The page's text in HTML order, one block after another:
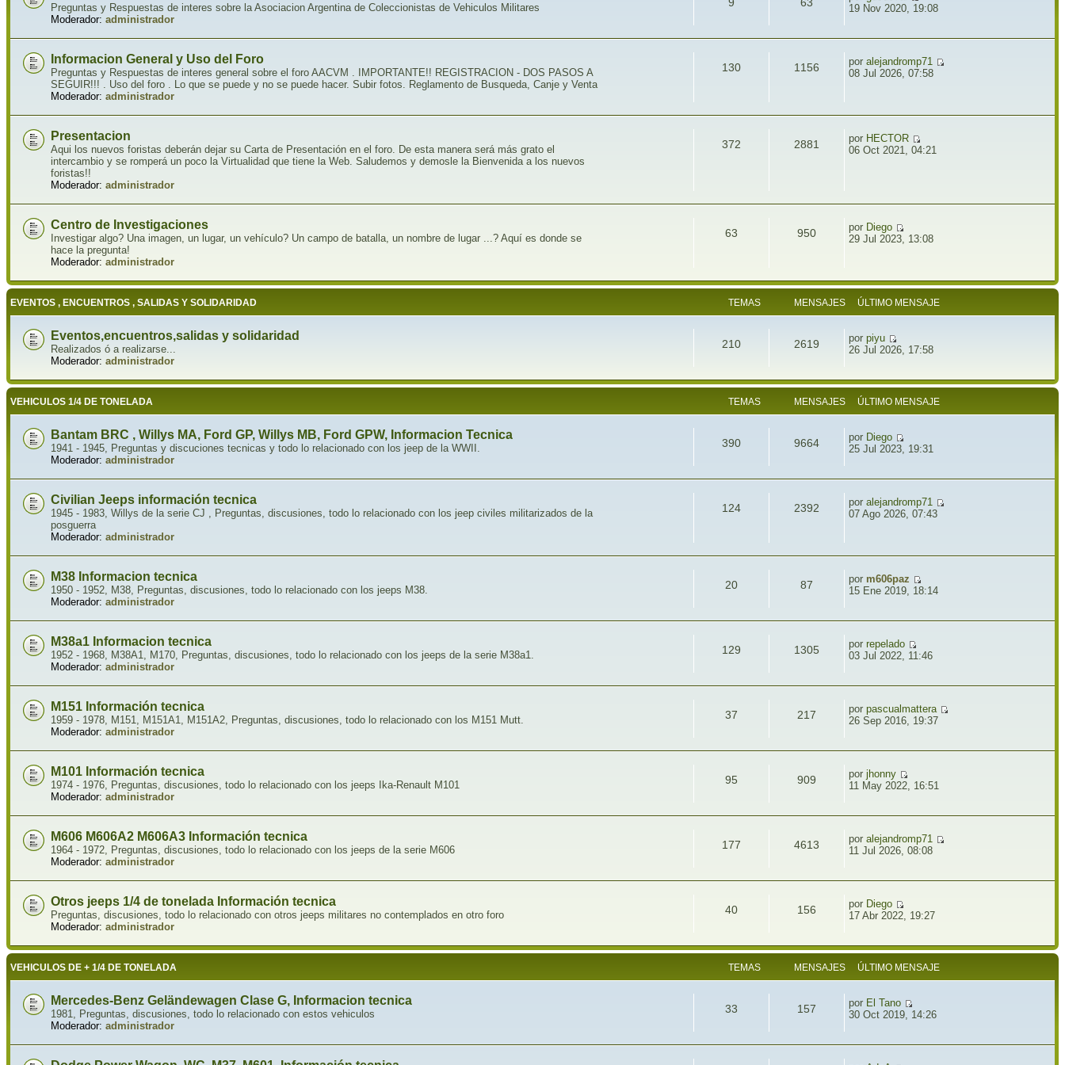
Preguntas y Respuestas de interes sobre la Asociacion Argentina de Coleccionistas de Vehiculos Militares
Moderador: administrador
19 Nov 2020, 19:08
Informacion General y Uso del Foro
Preguntas y Respuestas de interes general sobre el foro AACVM . IMPORTANTE!! REGISTRACION - DOS PASOS A
SEGUIR!!! . Uso del foro . Lo que se puede y no se puede hacer. Subir fotos. Reglamento de Busqueda, Canje y Venta
Moderador: administrador
130 1156 por alejandromp71
08 Jul 2026, 07:58
Presentacion
Aqui los nuevos foristas deberán dejar su Carta de Presentación en el foro. De esta manera será más grato el
intercambio y se romperá un poco la Virtualidad que tiene la Web. Saludemos y demosle la Bienvenida a los nuevos
foristas!!
Moderador: administrador
372 2881 por HECTOR
06 Oct 2021, 04:21
Centro de Investigaciones
Investigar algo? Una imagen, un lugar, un vehículo? Un campo de batalla, un nombre de lugar ...? Aquí es donde se
hace la pregunta!
Moderador: administrador
63 950 por Diego
29 Jul 2023, 13:08
EVENTOS , ENCUENTROS , SALIDAS Y SOLIDARIDAD TEMAS MENSAJES ÚLTIMO MENSAJE
Eventos,encuentros,salidas y solidaridad
Realizados ó a realizarse...
Moderador: administrador
210 2619 por piyu
26 Jul 2026, 17:58
VEHICULOS 1/4 DE TONELADA TEMAS MENSAJES ÚLTIMO MENSAJE
Bantam BRC , Willys MA, Ford GP, Willys MB, Ford GPW, Informacion Tecnica
1941 - 1945, Preguntas y discuciones tecnicas y todo lo relacionado con los jeep de la WWII.
Moderador: administrador
390 9664 por Diego
25 Jul 2023, 19:31
Civilian Jeeps información tecnica
1945 - 1983, Willys de la serie CJ , Preguntas, discusiones, todo lo relacionado con los jeep civiles militarizados de la
posguerra
Moderador: administrador
124 2392 por alejandromp71
07 Ago 2026, 07:43
M38 Informacion tecnica
1950 - 1952, M38, Preguntas, discusiones, todo lo relacionado con los jeeps M38.
Moderador: administrador
20 87 por m606paz
15 Ene 2019, 18:14
M38a1 Informacion tecnica
1952 - 1968, M38A1, M170, Preguntas, discusiones, todo lo relacionado con los jeeps de la serie M38a1.
Moderador: administrador
129 1305 por repelado
03 Jul 2022, 11:46
M151 Información tecnica
1959 - 1978, M151, M151A1, M151A2, Preguntas, discusiones, todo lo relacionado con los M151 Mutt.
Moderador: administrador
37 217 por pascualmattera
26 Sep 2016, 19:37
M101 Información tecnica
1974 - 1976, Preguntas, discusiones, todo lo relacionado con los jeeps Ika-Renault M101
Moderador: administrador
95 909 por jhonny
11 May 2022, 16:51
M606 M606A2 M606A3 Información tecnica
1964 - 1972, Preguntas, discusiones, todo lo relacionado con los jeeps de la serie M606
Moderador: administrador
177 4613 por alejandromp71
11 Jul 2026, 08:08
Otros jeeps 1/4 de tonelada Información tecnica
Preguntas, discusiones, todo lo relacionado con otros jeeps militares no contemplados en otro foro
Moderador: administrador
40 156 por Diego
17 Abr 2022, 19:27
VEHICULOS DE + 1/4 DE TONELADA TEMAS MENSAJES ÚLTIMO MENSAJE
Mercedes-Benz Geländewagen Clase G, Informacion tecnica
1981, Preguntas, discusiones, todo lo relacionado con estos vehiculos
Moderador: administrador
33 157 por El Tano
30 Oct 2019, 14:26